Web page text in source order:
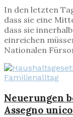
In den letzten
dass sie eine
dass sie
einreichen
Nationalen
Familienalltag
Neuerungen
Assegno